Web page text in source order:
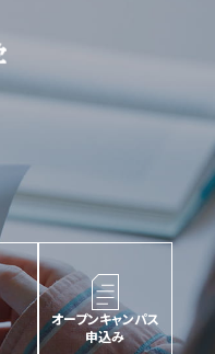
オープンキャンパス
申込み